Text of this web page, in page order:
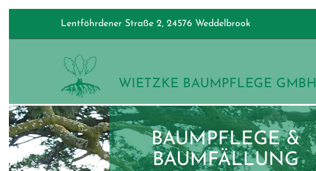
Zum Inhalt springen
Lentföhrdener Straße 2, 24576 Weddelbrook
WIETZKE BAUMPFLEGE GMBH
BAUMPFLEGE &
BAUMFÄLLUNG